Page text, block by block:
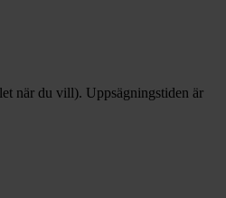
när du vill). Uppsägningstiden är